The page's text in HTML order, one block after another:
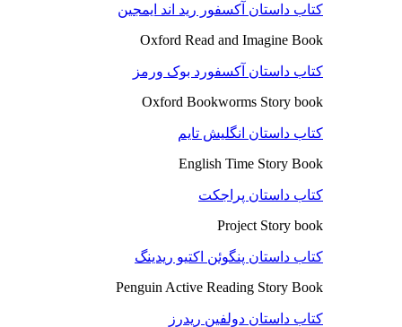
کتاب داستان آکسفور رید اند ایمجین
Oxford Read and Imagine Book
کتاب داستان آکسفورد بوک ورمز
Oxford Bookworms Story book
کتاب داستان انگلیش تایم
English Time Story Book
کتاب داستان پراجکت
Project Story book
کتاب داستان پنگوئن اکتیو ریدینگ
Penguin Active Reading Story Book
کتاب داستان دولفین ریدرز